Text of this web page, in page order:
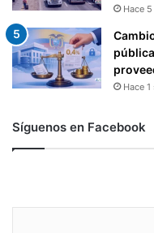
Hace
Hace
Síguenos en Facebook